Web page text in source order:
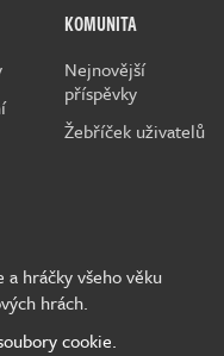
KOMUNITA
Nejnovější
příspěvky
Žebříček uživatelů
hráčky všeho věku
hrách.
cookie.